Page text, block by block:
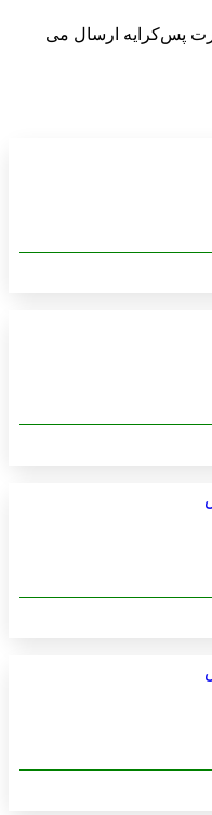
پس‌کرایه ارسال می